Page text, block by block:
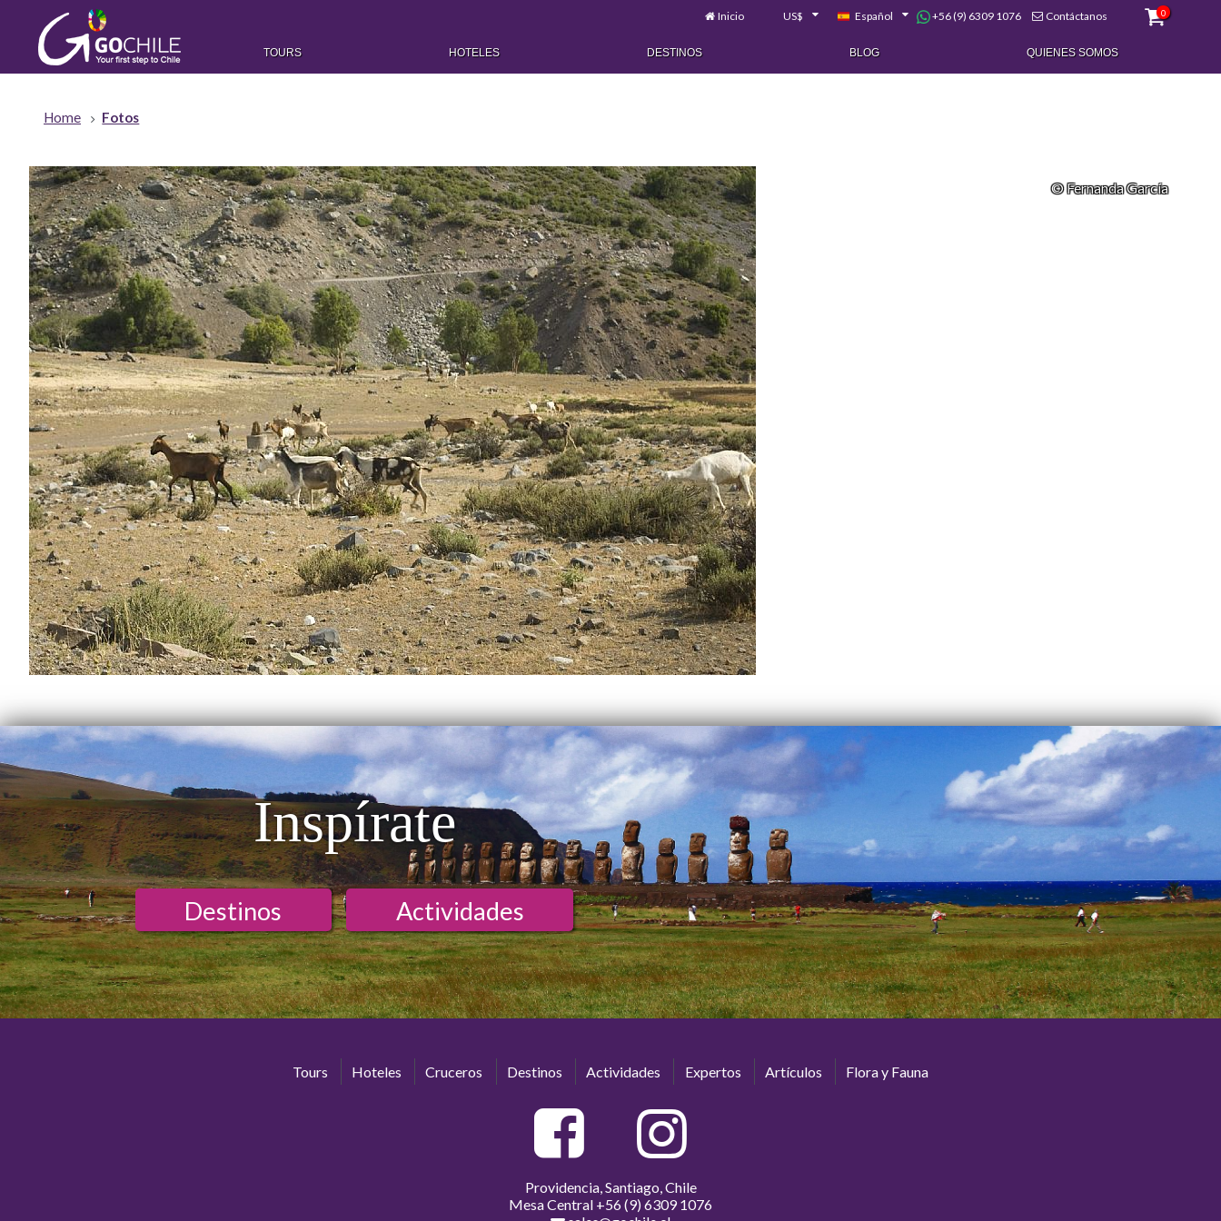
Inicio US$ Español +56 (9) 6309 1076 Contáctanos 0
TOURS HOTELES DESTINOS BLOG QUIENES SOMOS
Home Fotos
© Fernanda García
Inspírate
Destinos Actividades
Tours Hoteles Cruceros Destinos Actividades Expertos Artículos Flora y Fauna
Providencia, Santiago, Chile
Mesa Central +56 (9) 6309 1076